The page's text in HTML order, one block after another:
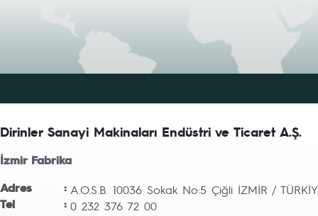
Dirinler Sanayi Makinaları Endüstri ve Ticaret A.Ş.
İzmir Fabrika
Adres
: A.O.S.B. 10036 Sokak No:5 Çiğli İZMİR /
Tel : 0 232 376 72 00